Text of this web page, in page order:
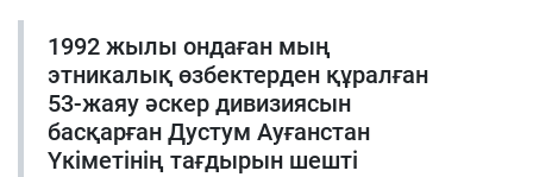
1992 жылы ондаған мың
этникалық өзбектерден құралған
53-жаяу әскер дивизиясын
басқарған Дустум Ауғанстан
Үкіметінің тағдырын шешті